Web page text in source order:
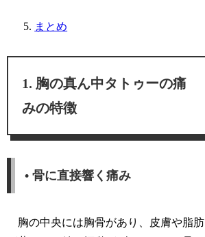
まとめ
胸の真ん中タトゥーの痛
みの特徴
• 骨に直接響く痛み
胸の中央には胸骨があり、皮膚や脂肪